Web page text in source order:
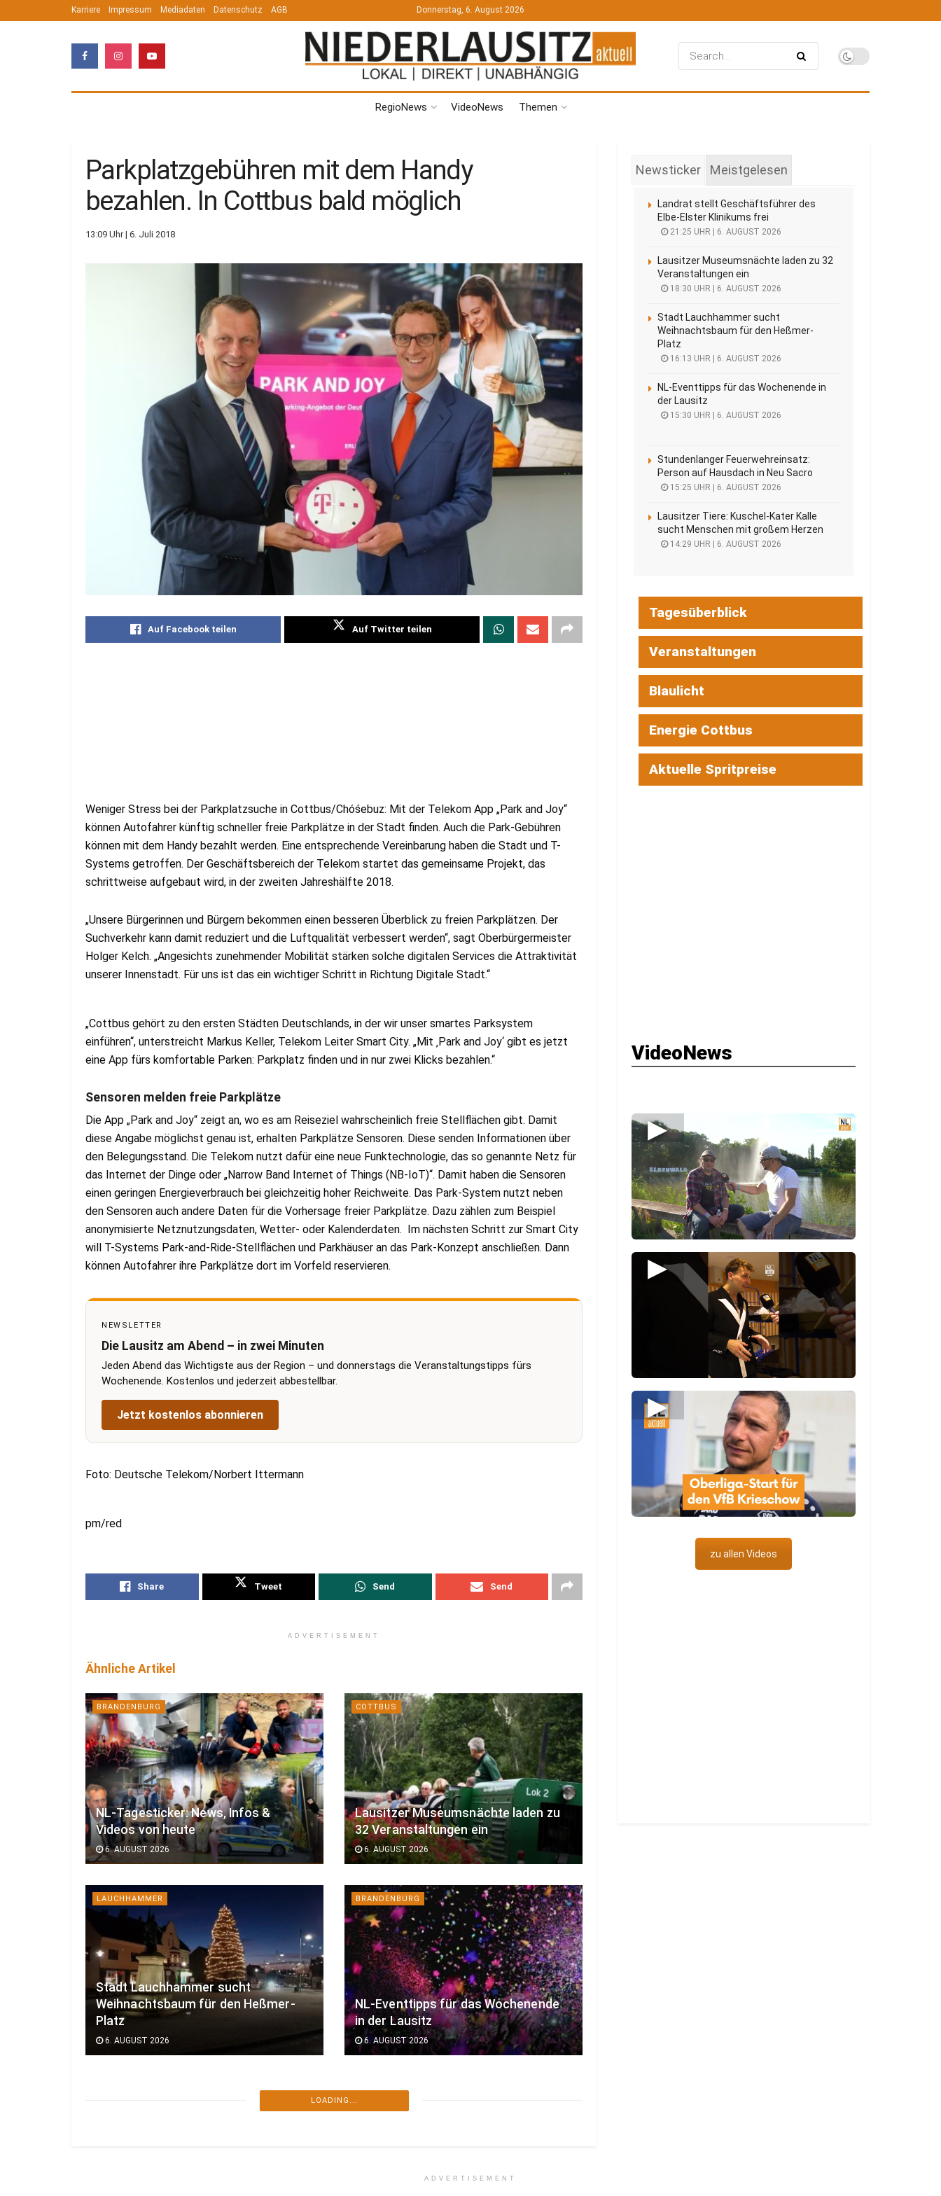
Karriere Impressum Mediadaten Datenschutz AGB Donnerstag, 6. August 2026
RegioNews VideoNews Themen
Parkplatzgebühren mit dem Handy
bezahlen. In Cottbus bald möglich
13:09 Uhr | 6. Juli 2018
Auf Facebook teilen Auf Twitter teilen
Weniger Stress bei der Parkplatzsuche in Cottbus/Chóśebuz: Mit der Telekom App „Park and Joy“
können Autofahrer künftig schneller freie Parkplätze in der Stadt finden. Auch die Park-Gebühren
können mit dem Handy bezahlt werden. Eine entsprechende Vereinbarung haben die Stadt und T-
Systems getroffen. Der Geschäftsbereich der Telekom startet das gemeinsame Projekt, das
schrittweise aufgebaut wird, in der zweiten Jahreshälfte 2018.
„Unsere Bürgerinnen und Bürgern bekommen einen besseren Überblick zu freien Parkplätzen. Der
Suchverkehr kann damit reduziert und die Luftqualität verbessert werden“, sagt Oberbürgermeister
Holger Kelch. „Angesichts zunehmender Mobilität stärken solche digitalen Services die Attraktivität
unserer Innenstadt. Für uns ist das ein wichtiger Schritt in Richtung Digitale Stadt.“
„Cottbus gehört zu den ersten Städten Deutschlands, in der wir unser smartes Parksystem
einführen“, unterstreicht Markus Keller, Telekom Leiter Smart City. „Mit ‚Park and Joy‘ gibt es jetzt
eine App fürs komfortable Parken: Parkplatz finden und in nur zwei Klicks bezahlen.“
Sensoren melden freie Parkplätze
Die App „Park and Joy“ zeigt an, wo es am Reiseziel wahrscheinlich freie Stellflächen gibt. Damit
diese Angabe möglichst genau ist, erhalten Parkplätze Sensoren. Diese senden Informationen über
den Belegungsstand. Die Telekom nutzt dafür eine neue Funktechnologie, das so genannte Netz für
das Internet der Dinge oder „Narrow Band Internet of Things (NB-IoT)“. Damit haben die Sensoren
einen geringen Energieverbrauch bei gleichzeitig hoher Reichweite. Das Park-System nutzt neben
den Sensoren auch andere Daten für die Vorhersage freier Parkplätze. Dazu zählen zum Beispiel
anonymisierte Netznutzungsdaten, Wetter- oder Kalenderdaten. Im nächsten Schritt zur Smart City
will T-Systems Park-and-Ride-Stellflächen und Parkhäuser an das Park-Konzept anschließen. Dann
können Autofahrer ihre Parkplätze dort im Vorfeld reservieren.
NEWSLETTER
Die Lausitz am Abend – in zwei Minuten
Jeden Abend das Wichtigste aus der Region – und donnerstags die Veranstaltungstipps fürs
Wochenende. Kostenlos und jederzeit abbestellbar.
Jetzt kostenlos abonnieren
Foto: Deutsche Telekom/Norbert Ittermann
pm/red
Share Tweet Send Send
ADVERTISEMENT
Ähnliche Artikel
BRANDENBURG
NL-Tagesticker: News, Infos &
Videos von heute
6. AUGUST 2026
COTTBUS
Lausitzer Museumsnächte laden zu
32 Veranstaltungen ein
6. AUGUST 2026
LAUCHHAMMER
Stadt Lauchhammer sucht
Weihnachtsbaum für den Heßmer-
Platz
6. AUGUST 2026
BRANDENBURG
NL-Eventtipps für das Wochenende
in der Lausitz
6. AUGUST 2026
LOADING...
Newsticker Meistgelesen
Landrat stellt Geschäftsführer des
Elbe-Elster Klinikums frei
21:25 UHR | 6. AUGUST 2026
Lausitzer Museumsnächte laden zu 32
Veranstaltungen ein
18:30 UHR | 6. AUGUST 2026
Stadt Lauchhammer sucht
Weihnachtsbaum für den Heßmer-
Platz
16:13 UHR | 6. AUGUST 2026
NL-Eventtipps für das Wochenende in
der Lausitz
15:30 UHR | 6. AUGUST 2026
Stundenlanger Feuerwehreinsatz:
Person auf Hausdach in Neu Sacro
15:25 UHR | 6. AUGUST 2026
Lausitzer Tiere: Kuschel-Kater Kalle
sucht Menschen mit großem Herzen
14:29 UHR | 6. AUGUST 2026
Tagesüberblick
Veranstaltungen
Blaulicht
Energie Cottbus
Aktuelle Spritpreise
VideoNews
▶
▶
▶
zu allen Videos
ADVERTISEMENT